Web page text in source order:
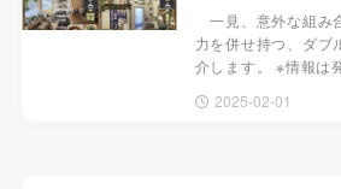
一見、意外な組み
力を併せ持つ、ダブ
介します。 ※情報は
2025-02-01